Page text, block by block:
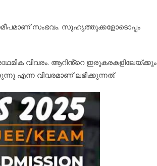
സംഭവം. സുഹൃത്തുക്കളോടൊപ്പം
വിവരം. ആറിൻ്റെ ഇരുകരകളിലേയ്ക്കും
എന്ന വിവരമാണ് ലഭിക്കുന്നത്.